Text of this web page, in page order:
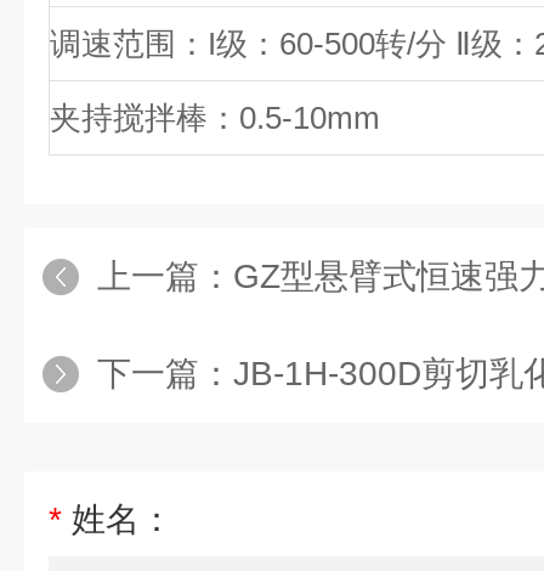
调速范围：I级：60-500转/分 Ⅱ级
夹持搅拌棒：0.5-10mm
上一篇： GZ型悬臂式恒速强
下一篇： JB-1H-300D剪切乳
* 姓名：